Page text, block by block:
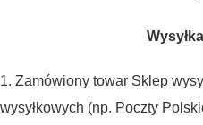
1. Zamówiony towar Sklep
wysyłkowych (np. Poczty